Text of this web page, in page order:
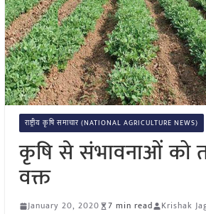
राष्ट्रीय कृषि समाचार (NATIONAL AGRICULTURE NEWS)
कृषि से संभावनाओं को
वक्त
January 20, 2020 7 min read Krishak